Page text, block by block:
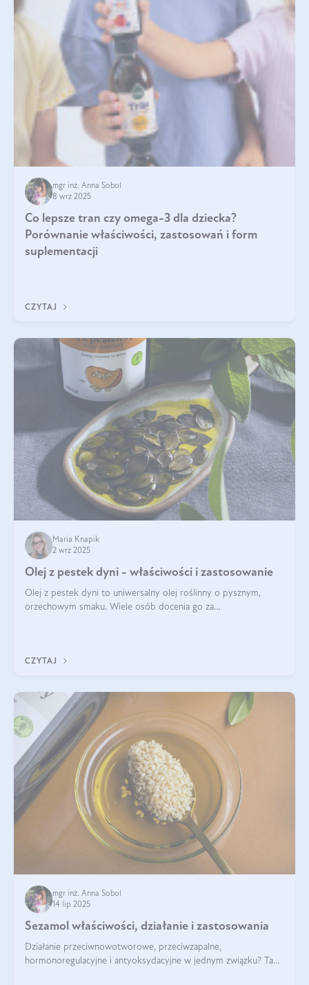
mgr inż. Anna Sobol
8 wrz 2025
Co lepsze tran czy omega-3 dla dziecka?
Porównanie właściwości, zastosowań i form
suplementacji
CZYTAJ
Maria Knapik
2 wrz 2025
Olej z pestek dyni - właściwości i zastosowanie
Olej z pestek dyni to uniwersalny olej roślinny o pysznym,
orzechowym smaku. Wiele osób docenia go za
CZYTAJ
mgr inż. Anna Sobol
14 lip 2025
Sezamol właściwości, działanie i zastosowania
Działanie przeciwnowotworowe, przeciwzapalne,
hormonoregulacyjne i antyoksydacyjne w jednym związku? Tak